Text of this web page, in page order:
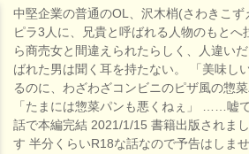
中堅企業の普通のOL、沢木梢(さわきこ
ピラ3人に、兄貴と呼ばれる人物のもと
ら商売女と間違えられたらしく、人違い
ばれた男は聞く耳を持たない。 「美味し
るのに、わざわざコンビニのピザ風の惣
「たまには惣菜パンも悪くねぇ」 ……嘘
話で本編完結 2021/1/15 書籍出版されま
す 半分くらいR18な話なので予告はしま